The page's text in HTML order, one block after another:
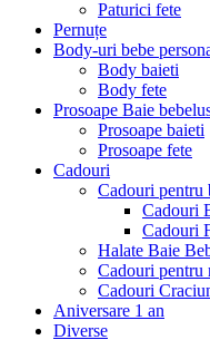
Paturici fete
Pernuțe
Body-uri bebe
Body baieti
Body fete
Prosoape Baie
Prosoape baieti
Prosoape fete
Cadouri
Cadouri pentru
Cadouri
Cadouri
Halate Baie
Cadouri pentru
Cadouri
Aniversare 1 an
Diverse